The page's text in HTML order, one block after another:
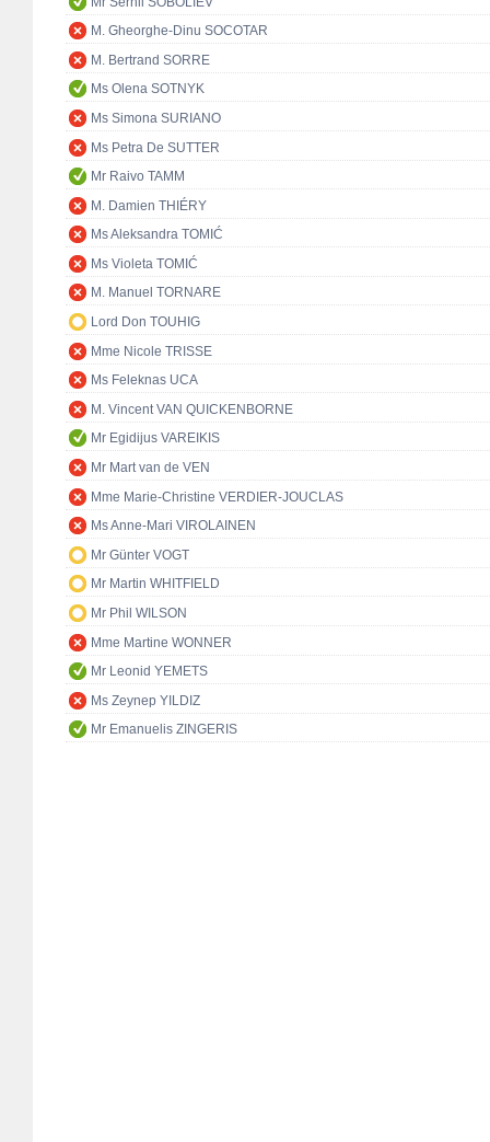
M. Gheorghe-Dinu SOCOTAR
M. Bertrand SORRE
Ms Olena SOTNYK
Ms Simona SURIANO
Ms Petra De SUTTER
Mr Raivo TAMM
M. Damien THIÉRY
Ms Aleksandra TOMIĆ
Ms Violeta TOMIĆ
M. Manuel TORNARE
Lord Don TOUHIG
Mme Nicole TRISSE
Ms Feleknas UCA
M. Vincent VAN QUICKENBORNE
Mr Egidijus VAREIKIS
Mr Mart van de VEN
Mme Marie-Christine VERDIER-JOUCLAS
Ms Anne-Mari VIROLAINEN
Mr Günter VOGT
Mr Martin WHITFIELD
Mr Phil WILSON
Mme Martine WONNER
Mr Leonid YEMETS
Ms Zeynep YILDIZ
Mr Emanuelis ZINGERIS